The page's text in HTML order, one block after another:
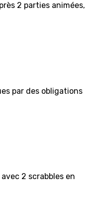
2 parties animées,
par des obligations
2 scrabbles en